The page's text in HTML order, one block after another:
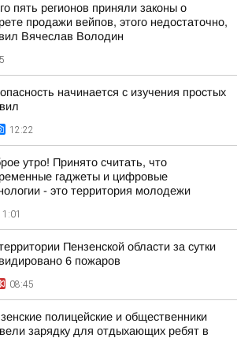
пять регионов приняли законы о
продажи вейпов, этого недостаточно,
Вячеслав Володин
начинается с изучения простых
12:22
утро! Принято считать, что
гаджеты и цифровые
- это территория молодежи
Пензенской области за сутки
6 пожаров
08:45
полицейские и общественники
зарядку для отдыхающих ребят в